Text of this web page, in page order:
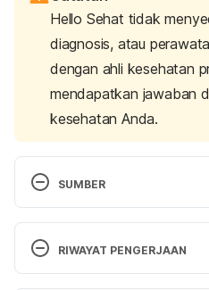
Hello Sehat tidak
diagnosis, atau
dengan ahli kesehatan
mendapatkan jawaban
kesehatan Anda.
SUMBER
Prevention
https://www.verywell.com/
RIWAYAT PENGERJAAN